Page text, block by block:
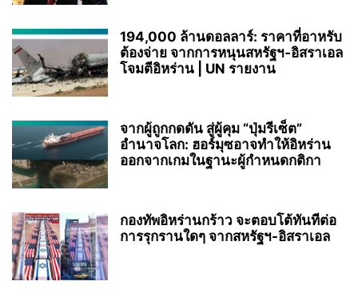
194,000 ล้านดอลลาร์: ราคาที่อาหรับ
ต้องจ่าย จากการหนุนสหรัฐฯ‑อิสราเอล
โจมตีอิหร่าน | UN รายงาน
จากผู้ถูกกดดัน สู่ผู้คุม “ปุ่มรีเซ็ต”
อำนาจโลก: ฮอร์มุซอาจทำให้อิหร่าน
ออกจากเกมในฐานะผู้กำหนดกติกา
กองทัพอิหร่านกร้าว จะตอบโต้ทันทีต่อ
การรุกรานใดๆ จากสหรัฐฯ-อิสราเอล